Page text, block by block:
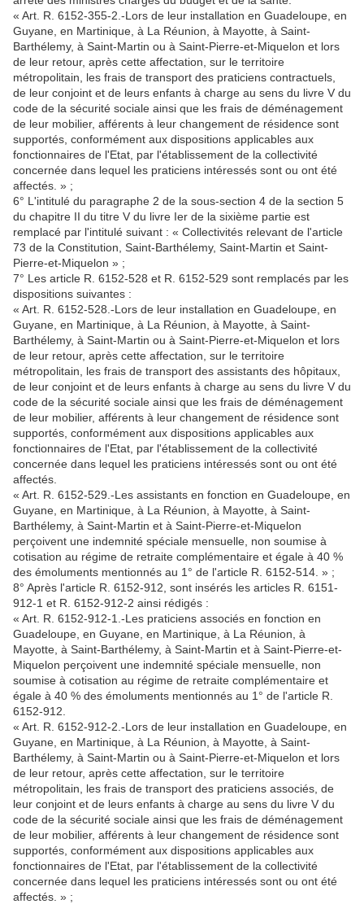
« Art. R. 6152-355-2.-Lors de leur installation en Guadeloupe, en
Guyane, en Martinique, à La Réunion, à Mayotte, à Saint-
Barthélemy, à Saint-Martin ou à Saint-Pierre-et-Miquelon et lors
de leur retour, après cette affectation, sur le territoire
métropolitain, les frais de transport des praticiens contractuels,
de leur conjoint et de leurs enfants à charge au sens du livre V du
code de la sécurité sociale ainsi que les frais de déménagement
de leur mobilier, afférents à leur changement de résidence sont
supportés, conformément aux dispositions applicables aux
fonctionnaires de l'Etat, par l'établissement de la collectivité
concernée dans lequel les praticiens intéressés sont ou ont été
affectés. » ;
6° L'intitulé du paragraphe 2 de la sous-section 4 de la section 5
du chapitre II du titre V du livre Ier de la sixième partie est
remplacé par l'intitulé suivant : « Collectivités relevant de l'article
73 de la Constitution, Saint-Barthélemy, Saint-Martin et Saint-
Pierre-et-Miquelon » ;
7° Les article R. 6152-528 et R. 6152-529 sont remplacés par les
dispositions suivantes :
« Art. R. 6152-528.-Lors de leur installation en Guadeloupe, en
Guyane, en Martinique, à La Réunion, à Mayotte, à Saint-
Barthélemy, à Saint-Martin ou à Saint-Pierre-et-Miquelon et lors
de leur retour, après cette affectation, sur le territoire
métropolitain, les frais de transport des assistants des hôpitaux,
de leur conjoint et de leurs enfants à charge au sens du livre V du
code de la sécurité sociale ainsi que les frais de déménagement
de leur mobilier, afférents à leur changement de résidence sont
supportés, conformément aux dispositions applicables aux
fonctionnaires de l'Etat, par l'établissement de la collectivité
concernée dans lequel les praticiens intéressés sont ou ont été
affectés.
« Art. R. 6152-529.-Les assistants en fonction en Guadeloupe, en
Guyane, en Martinique, à La Réunion, à Mayotte, à Saint-
Barthélemy, à Saint-Martin et à Saint-Pierre-et-Miquelon
perçoivent une indemnité spéciale mensuelle, non soumise à
cotisation au régime de retraite complémentaire et égale à 40 %
des émoluments mentionnés au 1° de l'article R. 6152-514. » ;
8° Après l'article R. 6152-912, sont insérés les articles R. 6151-
912-1 et R. 6152-912-2 ainsi rédigés :
« Art. R. 6152-912-1.-Les praticiens associés en fonction en
Guadeloupe, en Guyane, en Martinique, à La Réunion, à
Mayotte, à Saint-Barthélemy, à Saint-Martin et à Saint-Pierre-et-
Miquelon perçoivent une indemnité spéciale mensuelle, non
soumise à cotisation au régime de retraite complémentaire et
égale à 40 % des émoluments mentionnés au 1° de l'article R.
6152-912.
« Art. R. 6152-912-2.-Lors de leur installation en Guadeloupe, en
Guyane, en Martinique, à La Réunion, à Mayotte, à Saint-
Barthélemy, à Saint-Martin ou à Saint-Pierre-et-Miquelon et lors
de leur retour, après cette affectation, sur le territoire
métropolitain, les frais de transport des praticiens associés, de
leur conjoint et de leurs enfants à charge au sens du livre V du
code de la sécurité sociale ainsi que les frais de déménagement
de leur mobilier, afférents à leur changement de résidence sont
supportés, conformément aux dispositions applicables aux
fonctionnaires de l'Etat, par l'établissement de la collectivité
concernée dans lequel les praticiens intéressés sont ou ont été
affectés. » ;